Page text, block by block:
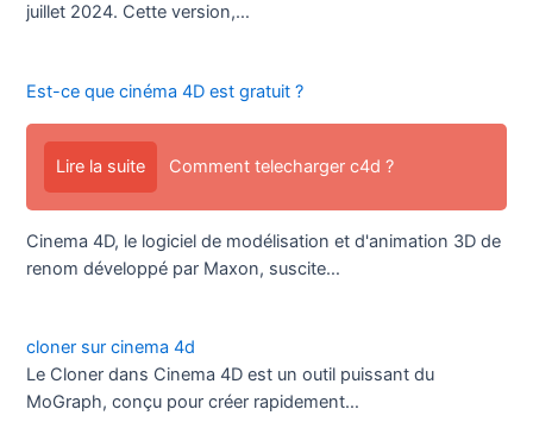
juillet 2024. Cette version,…
Est-ce que cinéma 4D est gratuit ?
Lire la suite Comment telecharger c4d ?
Cinema 4D, le logiciel de modélisation et d'animation 3D de
renom développé par Maxon, suscite…
cloner sur cinema 4d
Le Cloner dans Cinema 4D est un outil puissant du
MoGraph, conçu pour créer rapidement…